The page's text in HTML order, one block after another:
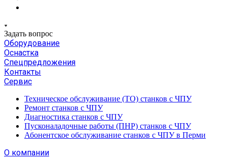
Задать вопрос
Оборудование
Оснастка
Спецпредложения
Контакты
Сервис
Техническое обслуживание (ТО) станков с ЧПУ
Ремонт станков с ЧПУ
Диагностика станков с ЧПУ
Пусконаладочные работы (ПНР) станков с ЧПУ
Абонентское обслуживание станков с ЧПУ в Перми
О компании